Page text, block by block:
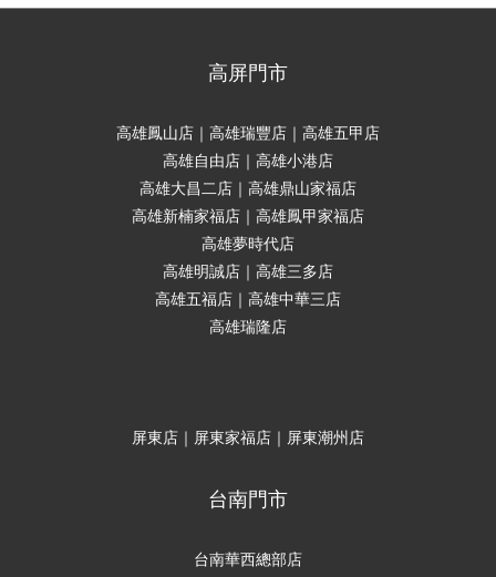
高屏門市
高雄鳳山店｜高雄瑞豐店｜高雄五甲店
高雄自由店｜高雄小港店
高雄大昌二店｜高雄鼎山家福店
高雄新楠家福店｜高雄鳳甲家福店
高雄夢時代店
高雄明誠店｜高雄三多店
高雄五福店｜高雄中華三店
高雄瑞隆店
屏東店｜屏東家福店｜屏東潮州店
台南門市
台南華西總部店